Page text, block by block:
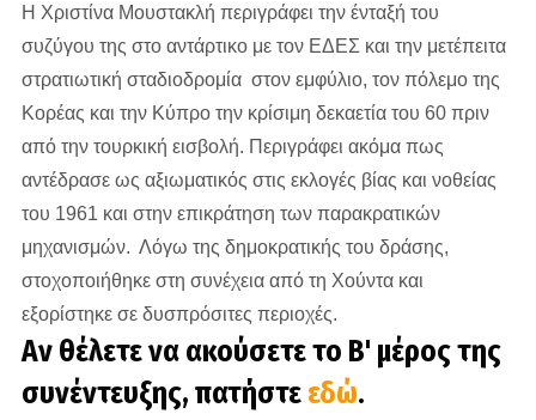
Η Χριστίνα Μουστακλή περιγράφει την ένταξή του
συζύγου της στο αντάρτικο με τον ΕΔΕΣ και την μετέπειτα
στρατιωτική σταδιοδρομία στον εμφύλιο, τον πόλεμο της
Κορέας και την Κύπρο την κρίσιμη δεκαετία του 60 πριν
από την τουρκική εισβολή. Περιγράφει ακόμα πως
αντέδρασε ως αξιωματικός στις εκλογές βίας και νοθείας
του 1961 και στην επικράτηση των παρακρατικών
μηχανισμών. Λόγω της δημοκρατικής του δράσης,
στοχοποιήθηκε στη συνέχεια από τη Χούντα και
εξορίστηκε σε δυσπρόσιτες περιοχές.
Αν θέλετε να ακούσετε το Β' μέρος της
συνέντευξης, πατήστε εδώ.